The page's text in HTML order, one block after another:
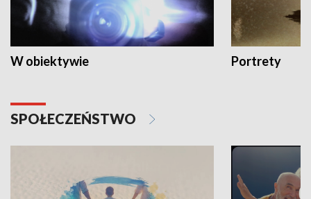
W obiektywie Portrety
SPOŁECZEŃSTWO